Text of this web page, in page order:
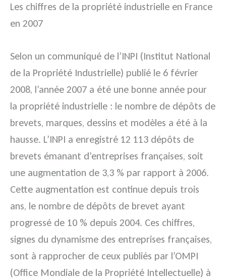
Les chiffres de la propriété industrielle en France
en 2007
Selon un communiqué de l’INPI (Institut National
de la Propriété Industrielle) publié le 6 février
2008, l’année 2007 a été une bonne année pour
la propriété industrielle : le nombre de dépôts de
brevets, marques, dessins et modèles a été à la
hausse. L’INPI a enregistré 12 113 dépôts de
brevets émanant d’entreprises françaises, soit
une augmentation de 3,3 % par rapport à 2006.
Cette augmentation est continue depuis trois
ans, le nombre de dépôts de brevet ayant
progressé de 10 % depuis 2004. Ces chiffres,
signes du dynamisme des entreprises françaises,
sont à rapprocher de ceux publiés par l’OMPI
(Office Mondiale de la Propriété Intellectuelle) à